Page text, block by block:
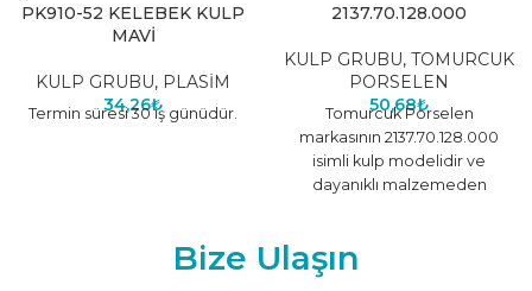
PK910-52 KELEBEK KULP
MAVİ
KULP GRUBU, PLASİM
34,26₺
Termin süresi 30 iş günüdür.
2137.70.128.000
KULP GRUBU, TOMURCUK
PORSELEN
50,68₺
Tomurcuk Porselen
markasının 2137.70.128.000
isimli kulp modelidir ve
dayanıklı malzemeden
Bize Ulaşın